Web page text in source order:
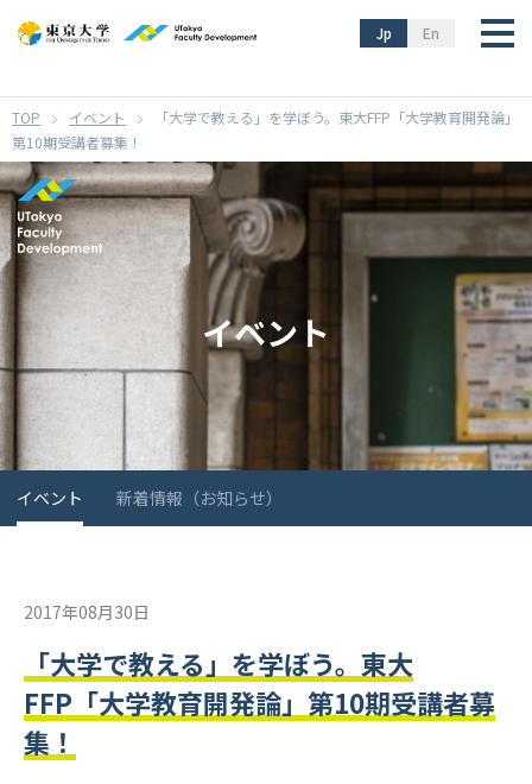
En
Jp
イベント
「大学で教える」を学ぼう。東大FFP「大学教育開発論」
第10期受講者募集！
イベント
イベント 新着情報（お知らせ）
2017年08月30日
「大学で教える」を学ぼう。東大
FFP「大学教育開発論」第10期受講者募
集！